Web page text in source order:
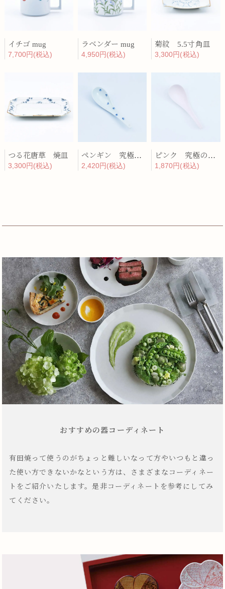
イチゴ mug
7,700円(税込)
ラベンダー mug
4,950円(税込)
菊紋 5.5寸角皿
3,300円(税込)
つる花唐草 焼皿
3,300円(税込)
ペンギン 究極のレンゲ
2,420円(税込)
ピンク 究極のレンゲ
1,870円(税込)
おすすめの器コーディネート
有田焼って使うのがちょっと難しいなって方やいつもと違っ
た使い方できないかなという方は、さまざまなコーディネー
トをご紹介いたします。是非コーディネートを参考にしてみ
てください。